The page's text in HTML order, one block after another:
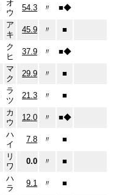
オ
ウ
54.3 〃 ■◆
ア
キ
45.9 〃 ■
ク
ヒ
37.9 〃 ■◆
マ
ク
29.9 〃 ■
ラ
ツ
21.3 〃 ■
カ
ウ
12.0 〃 ■◆
ハ
イ
7.8 〃
■
リ
ワ
0.0 〃 ■
ハ
ラ
9.1 〃 ■